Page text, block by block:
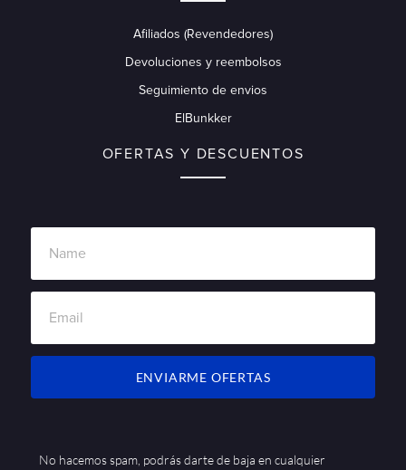
Afiliados (Revendedores)
Devoluciones y reembolsos
Seguimiento de envios
ElBunkker
OFERTAS Y DESCUENTOS
ENVIARME OFERTAS
No hacemos spam, podrás darte de baja en cualquier